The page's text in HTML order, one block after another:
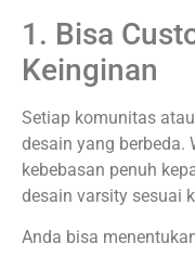
1. Bisa
Keinginan
Setiap komunitas
desain yang berbeda.
kebebasan penuh
desain varsity sesuai
Anda bisa